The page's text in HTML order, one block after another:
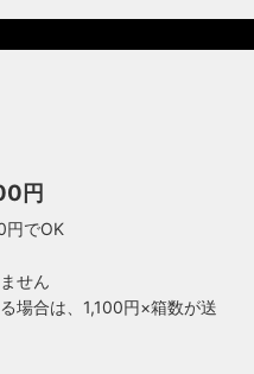
円
円でOK
せん
場合は、1,100円×箱数が送